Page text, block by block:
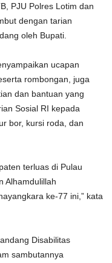
PJU Polres Lotim dan
dengan tarian
oleh Bupati.
ucapan
rombongan, juga
dan bantuan yang
Sosial RI kepada
bor, kursi roda, dan
terluas di Pulau
Alhamdulillah
ke-77 ini,” kata
Disabilitas
sambutannya